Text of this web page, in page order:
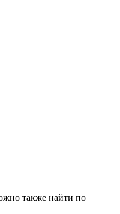
также найти по